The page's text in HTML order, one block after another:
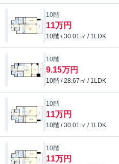
10階
11万円
10階 / 30.01㎡ / 1LDK
10階
9.15万円
10階 / 28.67㎡ / 1LDK
10階
11万円
10階 / 30.01㎡ / 1LDK
10階
11万円